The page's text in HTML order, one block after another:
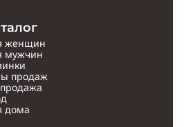
женщин
мужчин
продаж
дома